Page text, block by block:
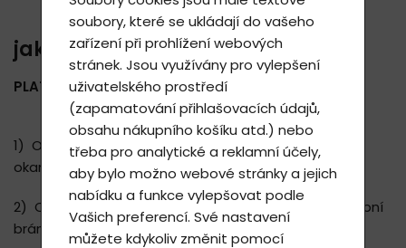
jak je možné produkty zaplatit
PLATEBNÍ PODMÍNKY
1) Onlineplatební kartou(platební brána GoPay,
okamžitá online úhrada platby)
2) Online mobilním telefonem - Google Pay
(platební
brána GoPay, okamžitá online úhrada platby)
soubory, které se ukládají do vašeho
zařízení při prohlížení webových
stránek. Jsou využívány pro vylepšení
uživatelského prostředí
(zapamatování přihlašovacích údajů,
obsahu nákupního košíku atd.) nebo
třeba pro analytické a reklamní účely,
aby bylo možno webové stránky a jejich
nabídku a funkce vylepšovat podle
Vašich preferencí. Své nastavení
můžete kdykoliv změnit pomocí